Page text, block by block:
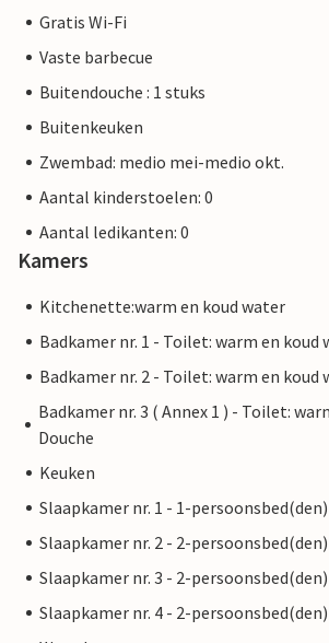
Gratis Wi-Fi
Vaste barbecue
Buitendouche : 1 stuks
Buitenkeuken
Zwembad: medio mei-medio okt.
Aantal kinderstoelen: 0
Aantal ledikanten: 0
Kamers
Kitchenette:warm en koud water
Badkamer nr. 1 - Toilet: warm en koud
Badkamer nr. 2 - Toilet: warm en koud
Badkamer nr. 3 ( Annex 1 ) - Toilet:
Douche
Keuken
Slaapkamer nr. 1 - 1-
Slaapkamer nr. 2 - 2-
Slaapkamer nr. 3 - 2-
Slaapkamer nr. 4 - 2-